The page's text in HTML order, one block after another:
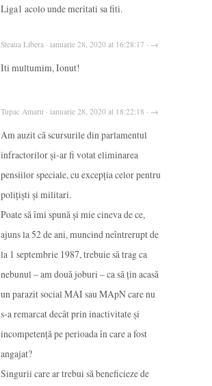
Liga1 acolo unde meritati sa fiti.
Steaua Libera · ianuarie 28, 2020 at 16:28:17 · →
Iti multumim, Ionut!
Tupac Amaru · ianuarie 28, 2020 at 18:22:18 · →
Am auzit că scursurile din parlamentul
infractorilor și-ar fi votat eliminarea
pensiilor speciale, cu excepția celor pentru
polițiști și militari.
Poate să îmi spună și mie cineva de ce,
ajuns la 52 de ani, muncind neîntrerupt de
la 1 septembrie 1987, trebuie să trag ca
nebunul – am două joburi – ca să țin acasă
un parazit social MAI sau MApN care nu
s-a remarcat decât prin inactivitate și
incompetență pe perioada în care a fost
angajat?
Singurii care ar trebui să beneficieze de